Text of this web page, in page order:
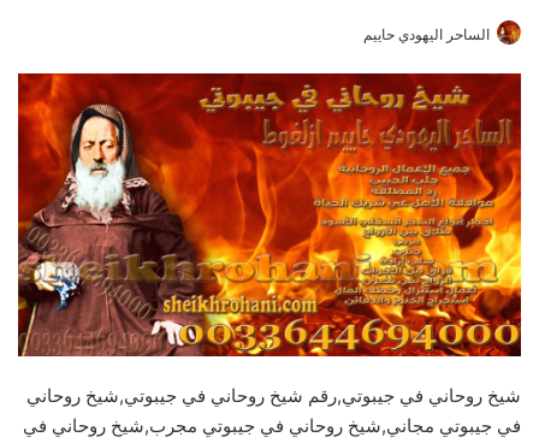
الساحر اليهودي حاييم
شيخ روحاني في جيبوتي,رقم شيخ روحاني في جيبوتي,شيخ روحاني
في جيبوتي مجاني,شيخ روحاني في جيبوتي مجرب,شيخ روحاني في